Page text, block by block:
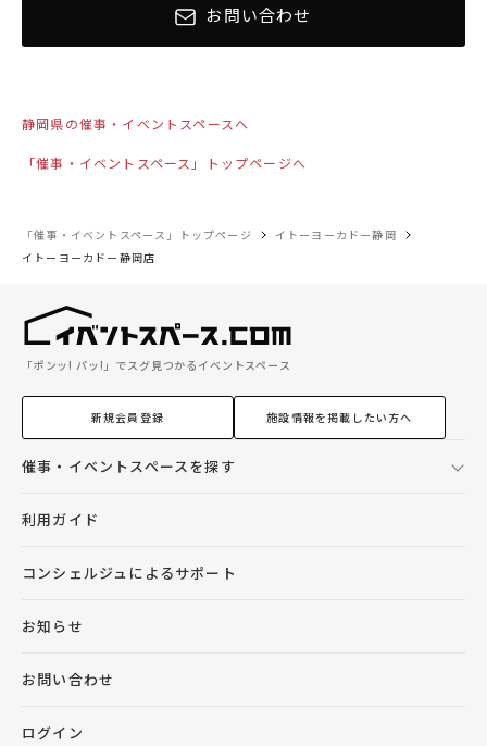
お問い合わせ
静岡県の催事・イベントスペースへ
「催事・イベントスペース」トップページへ
「催事・イベントスペース」トップページ
イトーヨーカドー静岡
イトーヨーカドー静岡店
「ポンッ! パッ!」でスグ見つかるイベントスペース
新規会員登録 施設情報を掲載したい方へ
催事・イベントスペースを探す
利用ガイド
コンシェルジュによるサポート
お知らせ
お問い合わせ
ログイン